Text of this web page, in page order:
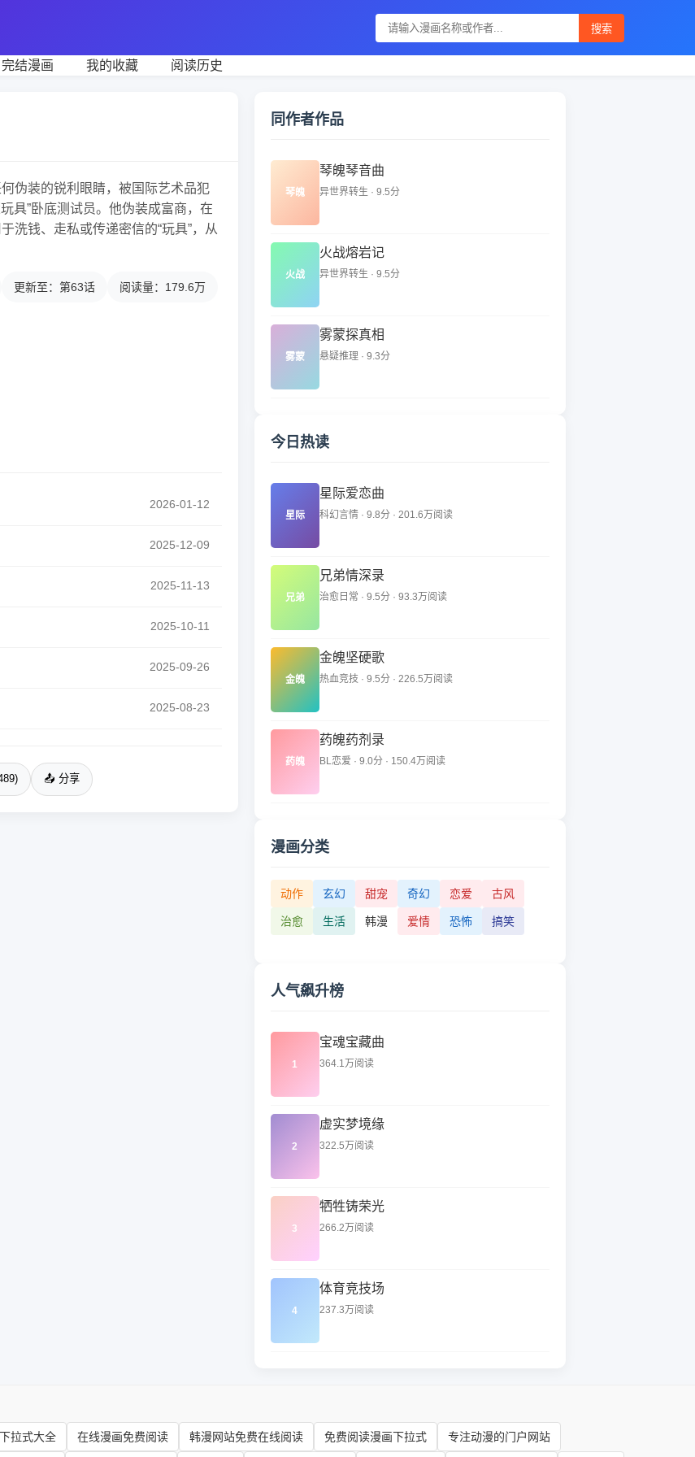
搜索
完结漫画 我的收藏 阅读历史
伪装的锐利眼睛，被国际艺术品犯
具”卧底测试员。他伪装成富商，在
洗钱、走私或传递密信的“玩具”，从
更新至：第63话 阅读量：179.6万
2026-01-12
2025-12-09
2025-11-13
2025-10-11
2025-09-26
2025-08-23
📤 分享
今日热读
星际
星际爱恋曲
科幻言情 · 9.8分 · 201.6万阅读
兄弟
兄弟情深录
治愈日常 · 9.5分 · 93.3万阅读
金魄
金魄坚硬歌
热血竞技 · 9.5分 · 226.5万阅读
药魄
药魄药剂录
BL恋爱 · 9.0分 · 150.4万阅读
漫画分类
动作 玄幻 甜宠 奇幻 恋爱 古风
治愈 生活 韩漫 爱情 恐怖 搞笑
人气飙升榜
1
宝魂宝藏曲
364.1万阅读
2
虚实梦境缘
322.5万阅读
3
牺牲铸荣光
266.2万阅读
4
体育竞技场
237.3万阅读
同作者作品
琴魄
琴魄琴音曲
异世界转生 · 9.5分
火战
火战熔岩记
异世界转生 · 9.5分
雾蒙
雾蒙探真相
悬疑推理 · 9.3分
拉式大全 在线漫画免费阅读 韩漫网站免费在线阅读 免费阅读漫画下拉式 专注动漫的门户网站